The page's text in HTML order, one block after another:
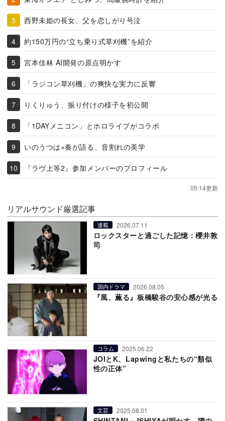
西野未姫の長女、父を恋しがり号泣
約150万円の“立ち乗り式草刈機”を紹介
宮本佳林 AI開発の原点明かす
「ラジコン草刈機」の爽快な実力に反響
りくりゅう、振り付けの様子を初公開
「1DAYメニコン」とホロライブがコラボ
いのうつは×奏が語る、音割れの美学
『ラヴ上等2』参加メンバーのプロフィール
05:14更新
リアルサウンド厳選記事
連載 2026.07.11
ロックスターと過ごした記憶：櫻井敦
司
国内ドラマ 2026.08.05
『風、薫る』板橋駿谷の安心感が光る
コラム 2025.06.22
JOIとK、Lapwingと私たちの“類似
性の正体”
文芸 2025.08.01